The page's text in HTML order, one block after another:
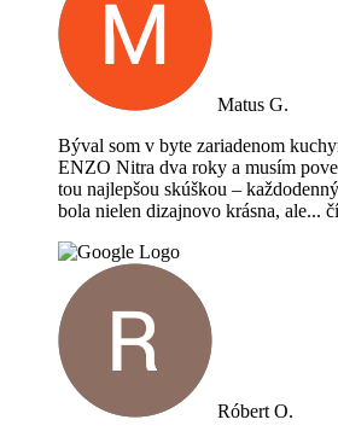
Matus G.
Býval som v byte zariadenom
ENZO Nitra dva roky a musím
tou najlepšou skúškou –
bola nielen dizajnovo krásna, ale...
Róbert O.